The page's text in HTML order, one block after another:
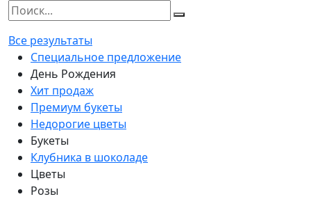
Все результаты
Специальное предложение
День Рождения
Хит продаж
Премиум букеты
Недорогие цветы
Букеты
Клубника в шоколаде
Цветы
Розы